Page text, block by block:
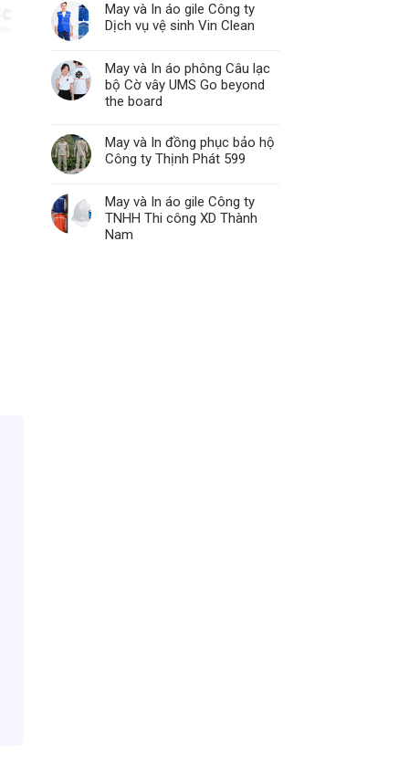
May và In áo gile Công ty
Dịch vụ vệ sinh Vin Clean
May và In áo phông Câu lạc
bộ Cờ vây UMS Go beyond
the board
May và In đồng phục bảo hộ
Công ty Thịnh Phát 599
May và In áo gile Công ty
TNHH Thi công XD Thành
Nam